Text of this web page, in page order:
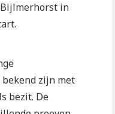
in
zijn met
bezit. De